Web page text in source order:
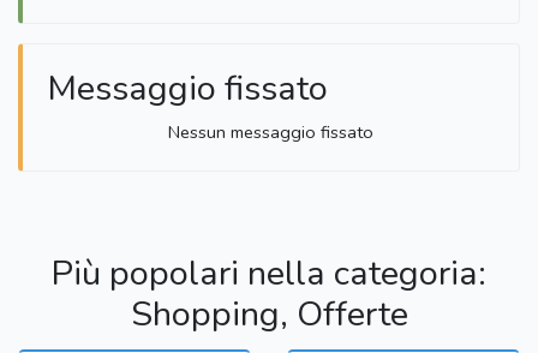
Messaggio fissato
Nessun messaggio fissato
Più popolari nella categoria:
Shopping, Offerte